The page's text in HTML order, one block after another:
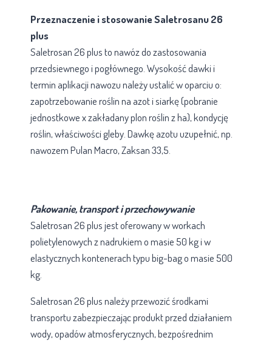
Przeznaczenie i stosowanie Saletrosanu 26
plus
Saletrosan 26 plus to nawóz do zastosowania
przedsiewnego i pogłównego. Wysokość dawki i
termin aplikacji nawozu należy ustalić w oparciu o:
zapotrzebowanie roślin na azot i siarkę (pobranie
jednostkowe x zakładany plon roślin z ha), kondycję
roślin, właściwości gleby. Dawkę azotu uzupełnić, np.
nawozem Pulan Macro, Zaksan 33,5.
Pakowanie, transport i przechowywanie
Saletrosan 26 plus jest oferowany w workach
polietylenowych z nadrukiem o masie 50 kg i w
elastycznych kontenerach typu big-bag o masie 500
kg.
Saletrosan 26 plus należy przewozić środkami
transportu zabezpieczając produkt przed działaniem
wody, opadów atmosferycznych, bezpośrednim